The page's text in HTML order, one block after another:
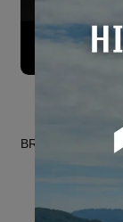
BRAND SITE